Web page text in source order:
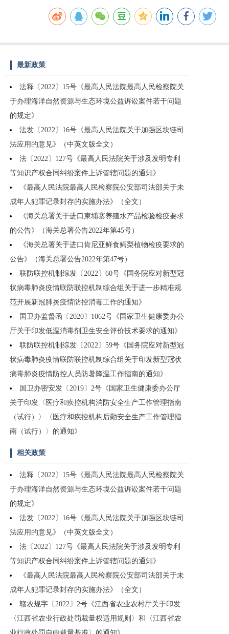
最新政策
法释〔2022〕15号《最高人民法院最高人民检察院关
于办理海洋自然资源与生态环境公益诉讼案件若干问题
的规定》
法发〔2022〕16号《最高人民法院关于加强区块链司
法应用的意见》（中英文版全文）
法〔2022〕127号《最高人民法院关于涉及发明专利
等知识产权合同纠纷案件上诉管辖问题的通知》
《最高人民法院最高人民检察院公安部司法部关于未
成年人犯罪记录封存的实施办法》（全文）
《海关总署关于进口柬埔寨养殖水产品检验检疫要求
的公告》（海关总署公告2022年第45号）
《海关总署关于进口肯尼亚鲜食鳄梨植物检疫要求的
公告》（海关总署公告2022年第47号）
联防联控机制综发〔2022〕60号《国务院应对新型冠
状病毒肺炎疫情联防联控机制综合组关于进一步精准规
范开展新冠肺炎疫情防控消毒工作的通知》
国卫办监督函〔2020〕1062号《国家卫生健康委办公
厅关于印发低温消毒剂卫生安全评价技术要求的通知》
联防联控机制综发〔2022〕59号《国务院应对新型冠
状病毒肺炎疫情联防联控机制综合组关于印发新型冠状
病毒肺炎疫情防控人员防暑降温工作指南的通知》
国卫办密安发〔2019〕2号《国家卫生健康委办公厅
关于印发〈医疗和疾控机构消防安全生产工作管理指南
（试行）〉〈医疗和疾控机构后勤安全生产工作管理指
南（试行）〉的通知》
相关政策
法释〔2022〕15号《最高人民法院最高人民检察院关
于办理海洋自然资源与生态环境公益诉讼案件若干问题
的规定》
法发〔2022〕16号《最高人民法院关于加强区块链司
法应用的意见》（中英文版全文）
法〔2022〕127号《最高人民法院关于涉及发明专利
等知识产权合同纠纷案件上诉管辖问题的通知》
《最高人民法院最高人民检察院公安部司法部关于未
成年人犯罪记录封存的实施办法》（全文）
赣农规字〔2022〕2号《江西省农业农村厅关于印发
〈江西省农业行政处罚裁量权适用规则〉和〈江西省农